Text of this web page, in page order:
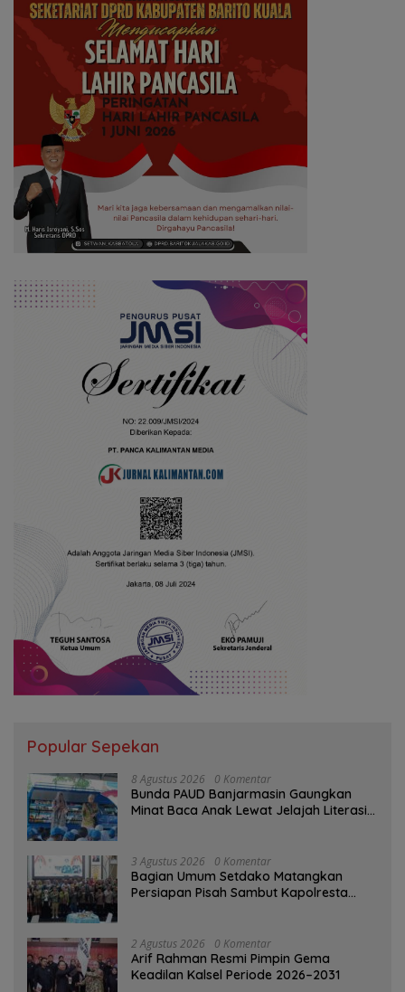
Popular Sepekan
8 Agustus 2026 0 Komentar
Bunda PAUD Banjarmasin Gaungkan
Minat Baca Anak Lewat Jelajah Literasi
3 Agustus 2026 0 Komentar
Bagian Umum Setdako Matangkan
Persiapan Pisah Sambut Kapolresta
2 Agustus 2026 0 Komentar
Arif Rahman Resmi Pimpin Gema
Keadilan Kalsel Periode 2026–2031